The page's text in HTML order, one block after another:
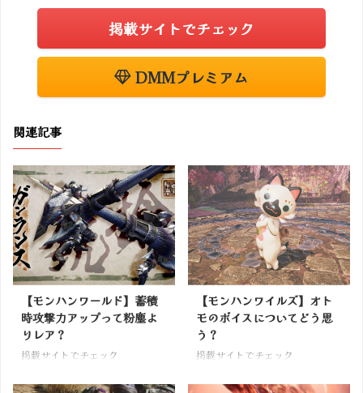
掲載サイトでチェック
DMMプレミアム
関連記事
【モンハンワールド】蓄積
時攻撃力アップって粉塵よ
りレア？
掲載サイトでチェック
【モンハンワイルズ】オト
モのボイスについてどう思
う？
掲載サイトでチェック